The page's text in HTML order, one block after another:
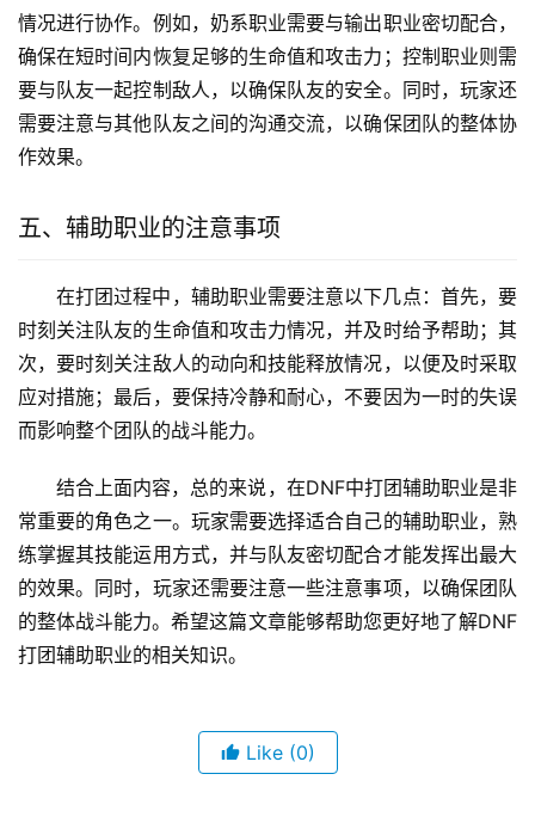
情况进行协作。例如，奶系职业需要与输出职业密切配合，
确保在短时间内恢复足够的生命值和攻击力；控制职业则需
要与队友一起控制敌人，以确保队友的安全。同时，玩家还
需要注意与其他队友之间的沟通交流，以确保团队的整体协
作效果。
五、辅助职业的注意事项
在打团过程中，辅助职业需要注意以下几点：首先，要
时刻关注队友的生命值和攻击力情况，并及时给予帮助；其
次，要时刻关注敌人的动向和技能释放情况，以便及时采取
应对措施；最后，要保持冷静和耐心，不要因为一时的失误
而影响整个团队的战斗能力。
结合上面内容，总的来说，在DNF中打团辅助职业是非
常重要的角色之一。玩家需要选择适合自己的辅助职业，熟
练掌握其技能运用方式，并与队友密切配合才能发挥出最大
的效果。同时，玩家还需要注意一些注意事项，以确保团队
的整体战斗能力。希望这篇文章能够帮助您更好地了解DNF
打团辅助职业的相关知识。
Like (0)